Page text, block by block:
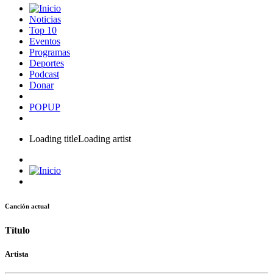
Noticias
Top 10
Eventos
Programas
Deportes
Podcast
Donar
POPUP
Loading titleLoading artist
Canción actual
Título
Artista